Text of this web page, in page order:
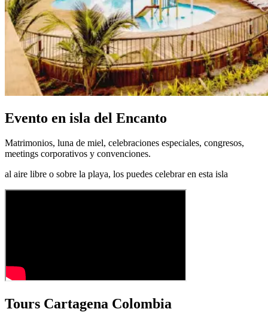
Evento en isla del Encanto
Matrimonios, luna de miel, celebraciones especiales, congresos,
meetings corporativos y convenciones.
al aire libre o sobre la playa, los puedes celebrar en esta isla
Tours Cartagena Colombia